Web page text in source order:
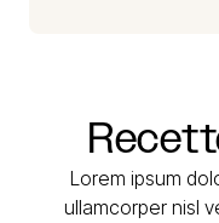
Lorem ipsum
ullamcorper nisl